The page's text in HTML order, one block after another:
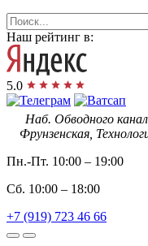
Наш рейтинг в:
5.0
Наб. Обводного
Фрунзенская,
Пн.-Пт. 10:00 – 19:00
Сб. 10:00 – 18:00
+7 (919) 723 46 66